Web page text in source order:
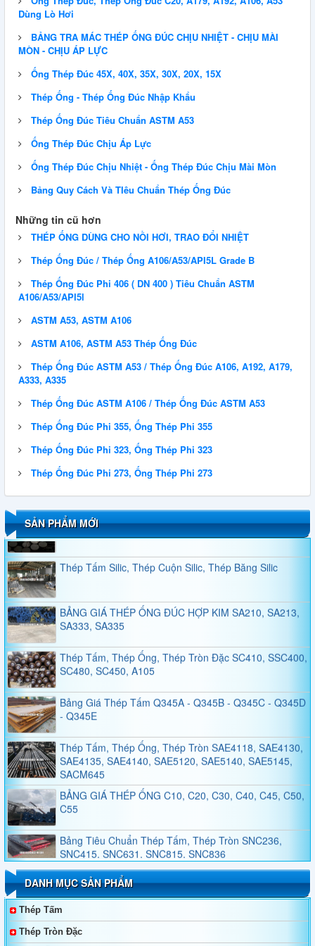
Dùng Lò Hơi
BẢNG TRA MÁC THÉP ỐNG ĐÚC CHỊU NHIỆT - CHỊU MÀI
MÒN - CHỊU ÁP LỰC
Ống Thép Đúc 45X, 40X, 35X, 30X, 20X, 15X
Thép Ống - Thép Ống Đúc Nhập Khẩu
Thép Ống Đúc Tiêu Chuẩn ASTM A53
Ống Thép Đúc Chịu Áp Lực
Ống Thép Đúc Chịu Nhiệt - Ống Thép Đúc Chịu Mài Mòn
Bảng Quy Cách Và TIêu Chuẩn Thép Ống Đúc
Những tin cũ hơn
THÉP ỐNG DÙNG CHO NỒI HƠI, TRAO ĐỔI NHIỆT
Thép Ống Đúc / Thép Ống A106/A53/API5L Grade B
Thép Ống Đúc Phi 406 ( DN 400 ) Tiêu Chuẩn ASTM
A106/A53/API5l
ASTM A53, ASTM A106
ASTM A106, ASTM A53 Thép Ống Đúc
Thép Ống Đúc ASTM A53 / Thép Ống Đúc A106, A192, A179,
A333, A335
Thép Ống Đúc ASTM A106 / Thép Ống Đúc ASTM A53
Thép Ống Đúc Phi 355, Ống Thép Phi 355
Thép Ống Đúc Phi 323, Ống Thép Phi 323
Thép Ống Đúc Phi 273, Ống Thép Phi 273
SẢN PHẨM MỚI
QUY CÁCH THÉP HÌNH H
Thép Tấm, Thép Tròn Đặc, Thép Ống Đúc A101,
A1010, A1011, A1014, A1018, A1016
SA333, SA335
SC480, SC450, A105
- Q345E
SAE4135, SAE4140, SAE5120, SAE5140, SAE5145,
SACM645
BẢNG GIÁ THÉP ỐNG C10, C20, C30, C40, C45, C50,
C55
SNC415, SNC631, SNC815, SNC836
Bảng Tiêu Chuẩn Thép Tấm, Thép Tròn SNCM220,
SNCM439, SNCM415, SNCM420, SNCM431
Thép Không Gỉ Duplex 2205, 2570
DANH MỤC SẢN PHẨM
Thép Tấm
Thép Tròn Đặc